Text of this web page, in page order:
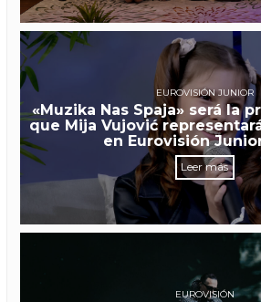
EUROVISIÓN JUNIOR
«Muzika Nas Spaja» será la
que Mija Vujović
en Eurovisión
Leer más
EUROVISIÓN